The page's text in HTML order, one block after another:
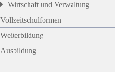
Wirtschaft und Verwaltung
Vollzeitschulformen
Weiterbildung
Ausbildung